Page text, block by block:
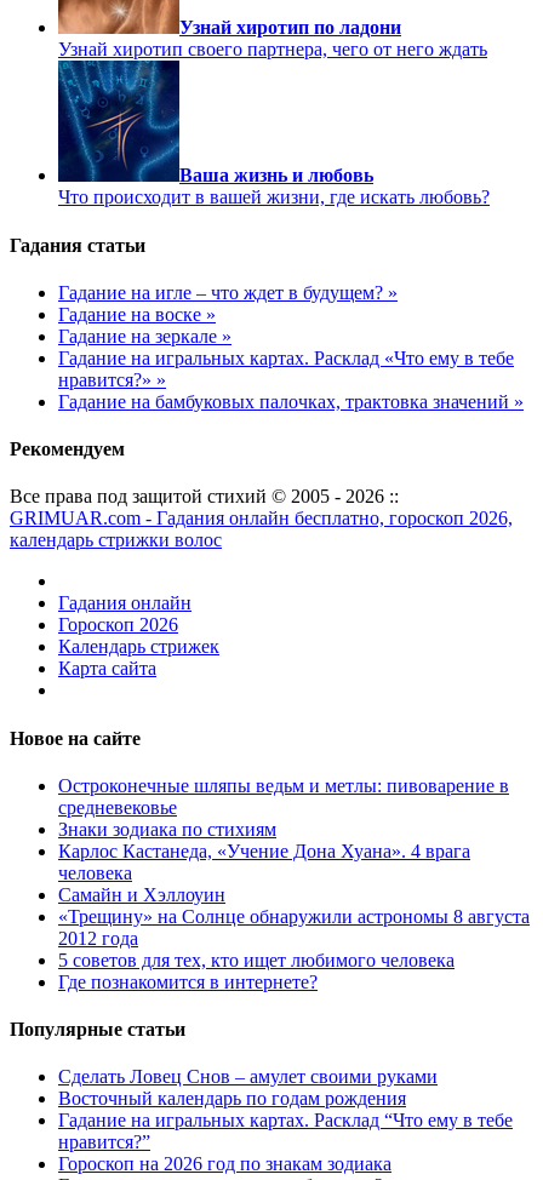
Узнай хиротип по ладони
Узнай хиротип своего партнера, чего от него ждать
Ваша жизнь и любовь
Что происходит в вашей жизни, где искать любовь?
Гадания статьи
Гадание на игле – что ждет в будущем? »
Гадание на воске »
Гадание на зеркале »
Гадание на игральных картах. Расклад «Что ему в тебе
нравится?» »
Гадание на бамбуковых палочках, трактовка значений »
Рекомендуем
Все права под защитой стихий © 2005 - 2026 ::
GRIMUAR.com - Гадания онлайн бесплатно, гороскоп 2026,
календарь стрижки волос
Гадания онлайн
Гороскоп 2026
Календарь стрижек
Карта сайта
Новое на сайте
Остроконечные шляпы ведьм и метлы: пивоварение в
средневековье
Знаки зодиака по стихиям
Карлос Кастанеда, «Учение Дона Хуана». 4 врага
человека
Самайн и Хэллоуин
«Трещину» на Солнце обнаружили астрономы 8 августа
2012 года
5 советов для тех, кто ищет любимого человека
Где познакомится в интернете?
Популярные статьи
Сделать Ловец Снов – амулет своими руками
Восточный календарь по годам рождения
Гадание на игральных картах. Расклад “Что ему в тебе
нравится?”
Гороскоп на 2026 год по знакам зодиака